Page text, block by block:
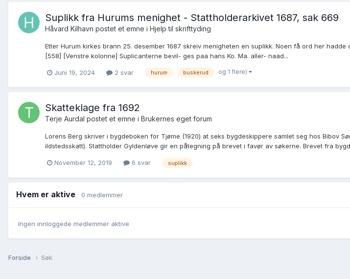
Suplikk fra Hurums menighet - Stattholderarkivet 1687, sak 669
Håvard Kilhavn postet et emne i Hjelp til skrifttyding
Etter Hurum kirkes brann 25. desember 1687 skreiv menigheten en suplikk. Noen få ord her
[558] [Venstre kolonne] Suplicanterne bevil- ges paa hans Ko. Ma. aller- naad...
Juni 19, 2024 2 svar hurum buskerud og 1 flere)
Skatteklage fra 1692
Terje Aurdal postet et emne i Brukernes eget forum
Lorens Berg skriver i bygdeboken for Tjøme (1920) at seks bygdeskippere samlet seg hos Bibov
ildstedsskatt). Stattholder Gyldenløve gir en påtegning på brevet i favør av søkerne. Brevet fra
November 12, 2019 6 svar suplikk
Hvem er aktive 0 medlemmer
Ingen innloggede medlemmer aktive
Forside Søk